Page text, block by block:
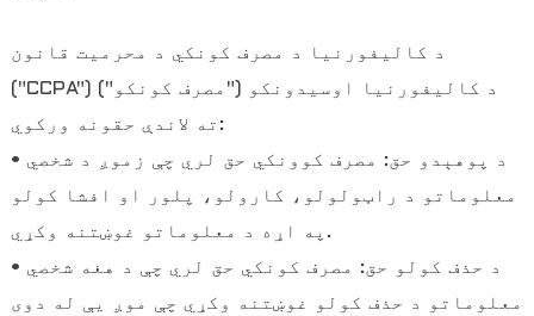
د کالیفورنیا د مصرف کونکي د محرمیت قانون
("CCPA") د کالیفورنیا اوسیدونکو ("مصرف کونکو")
ته لاندې حقونه ورکوي:
• د پوهېدو حق: مصرف کوونکي حق لري چې زموږ د شخصي
معلوماتو د راټولولو، کارولو، پلور او افشا کولو
په اړه د معلوماتو غوښتنه وکړي.
• د حذف کولو حق: مصرف کونکي حق لري چې د هغه شخصي
معلوماتو د حذف کولو غوښتنه وکړي چې موږ یې له دوی